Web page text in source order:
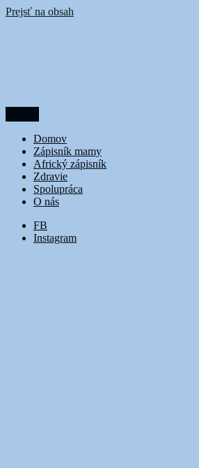
Prejsť na obsah
DoubleTrouble
Domov
Zápisník mamy
Africký zápisník
Zdravie
Spolupráca
O nás
FB
Instagram